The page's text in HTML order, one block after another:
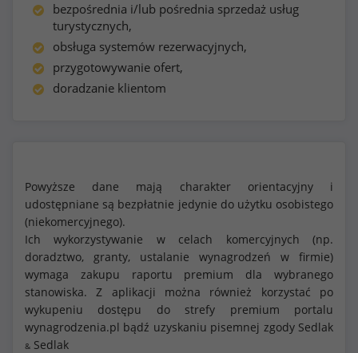
bezpośrednia i/lub pośrednia sprzedaż usług
turystycznych,
obsługa systemów rezerwacyjnych,
przygotowywanie ofert,
doradzanie klientom
Powyższe dane mają charakter orientacyjny i
udostępniane są bezpłatnie jedynie do użytku osobistego
(niekomercyjnego).
Ich wykorzystywanie w celach komercyjnych (np.
doradztwo, granty, ustalanie wynagrodzeń w firmie)
wymaga zakupu raportu premium dla wybranego
stanowiska. Z aplikacji można również korzystać po
wykupeniu dostępu do strefy premium portalu
wynagrodzenia.pl bądź uzyskaniu pisemnej zgody Sedlak
& Sedlak